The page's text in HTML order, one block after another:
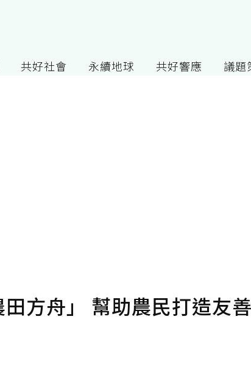
共好社會 永續地球 共好響應 議題
方舟」 幫助農民打造友